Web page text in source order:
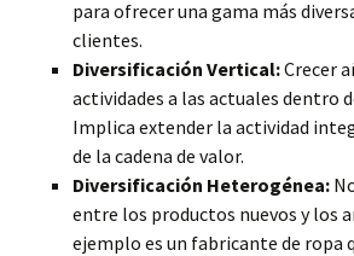
para ofrecer una gama más
clientes.
Diversificación Vertical:Crecer
actividades a las actuales dentro
Implica extender la actividad
de la cadena de valor.
Diversificación Heterogénea:
entre los productos nuevos y los
ejemplo es un fabricante de ropa